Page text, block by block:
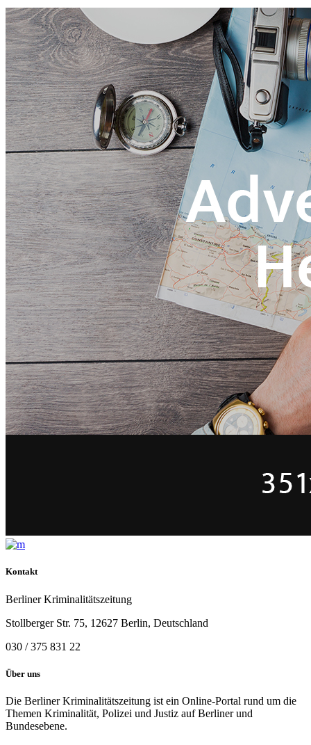
Kontakt
Berliner Kriminalitätszeitung
Stollberger Str. 75, 12627 Berlin, Deutschland
030 / 375 831 22
Über uns
Die Berliner Kriminalitätszeitung ist ein Online-Portal rund um die
Themen Kriminalität, Polizei und Justiz auf Berliner und
Bundesebene.